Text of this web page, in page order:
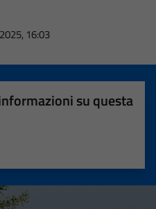
16:03
su questa
su 5
5